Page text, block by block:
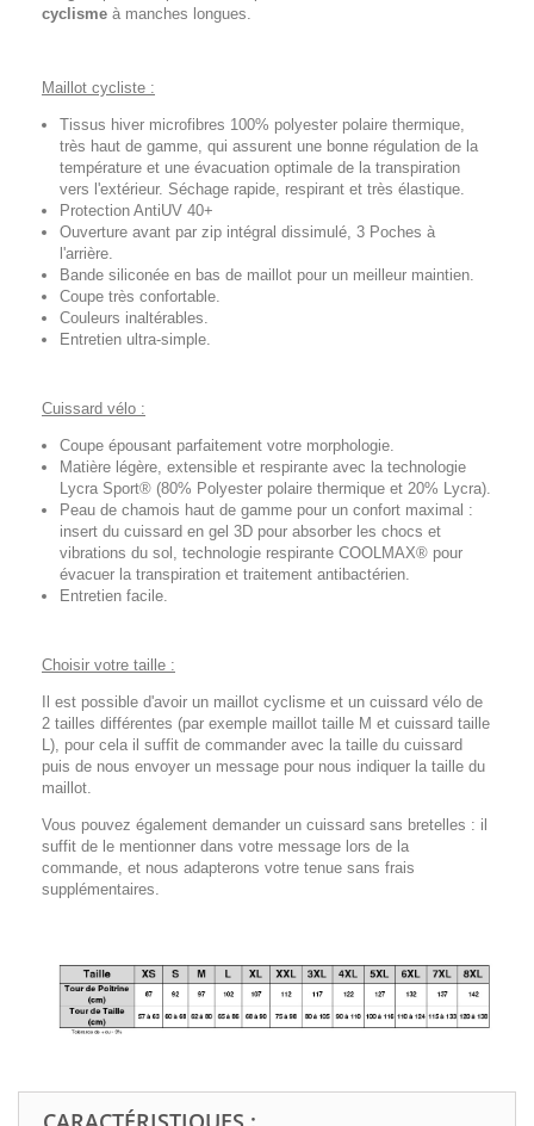
cyclisme à manches longues.
Maillot cycliste :
Tissus hiver microfibres 100% polyester polaire thermique,
très haut de gamme, qui assurent une bonne régulation de la
température et une évacuation optimale de la transpiration
vers l'extérieur. Séchage rapide, respirant et très élastique.
Protection AntiUV 40+
Ouverture avant par zip intégral dissimulé, 3 Poches à
l'arrière.
Bande siliconée en bas de maillot pour un meilleur maintien.
Coupe très confortable.
Couleurs inaltérables.
Entretien ultra-simple.
Cuissard vélo :
Coupe épousant parfaitement votre morphologie.
Matière légère, extensible et respirante avec la technologie
Lycra Sport® (80% Polyester polaire thermique et 20% Lycra).
Peau de chamois haut de gamme pour un confort maximal :
insert du cuissard en gel 3D pour absorber les chocs et
vibrations du sol, technologie respirante COOLMAX® pour
évacuer la transpiration et traitement antibactérien.
Entretien facile.
Choisir votre taille :
Il est possible d'avoir un maillot cyclisme et un cuissard vélo de
2 tailles différentes (par exemple maillot taille M et cuissard taille
L), pour cela il suffit de commander avec la taille du cuissard
puis de nous envoyer un message pour nous indiquer la taille du
maillot.
Vous pouvez également demander un cuissard sans bretelles : il
suffit de le mentionner dans votre message lors de la
commande, et nous adapterons votre tenue sans frais
supplémentaires.